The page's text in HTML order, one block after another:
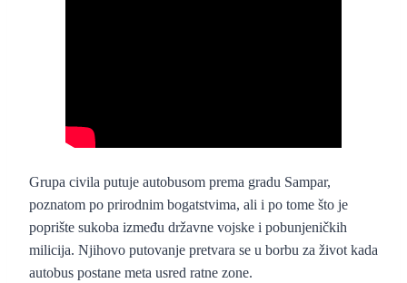
“Night Bus” (2017.)
Grupa civila putuje autobusom prema gradu Sampar,
poznatom po prirodnim bogatstvima, ali i po tome što je
poprište sukoba između državne vojske i pobunjeničkih
milicija. Njihovo putovanje pretvara se u borbu za život kada
autobus postane meta usred ratne zone.